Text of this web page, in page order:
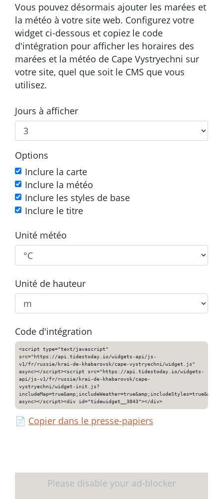
Vous pouvez désormais ajouter les marées et
la météo à votre site web. Configurez votre
widget ci-dessous et copiez le code
d'intégration pour afficher les horaires des
marées et la météo de Cape Vystryechni sur
votre site, quel que soit le CMS que vous
utilisez.
Jours à afficher
Options
Inclure la carte
Inclure la météo
Inclure les styles de base
Inclure le titre
Unité météo
Unité de hauteur
Code d'intégration
<script type="text/javascript"
src="https://api.tidestoday.io/widgets-api/js-
v1/fr/russie/krai-de-khabarovsk/cape-vystryechni/widget.js"
async></script><script src="https://api.tidestoday.io/widgets-
api/js-v1/fr/russie/krai-de-khabarovsk/cape-
vystryechni/widget-init.js?
async></script><div id="tidewidget__3843"></div>
📄 Copier dans le presse-papiers